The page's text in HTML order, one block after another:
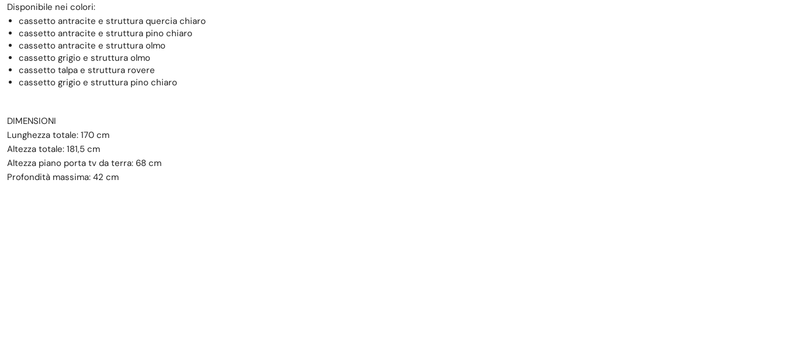
Disponibile nei colori:
cassetto antracite e struttura quercia chiaro
cassetto antracite e struttura pino chiaro
cassetto antracite e struttura olmo
cassetto grigio e struttura olmo
cassetto talpa e struttura rovere
cassetto grigio e struttura pino chiaro
DIMENSIONI
Lunghezza totale: 170 cm
Altezza totale: 181,5 cm
Altezza piano porta tv da terra: 68 cm
Profondità massima: 42 cm